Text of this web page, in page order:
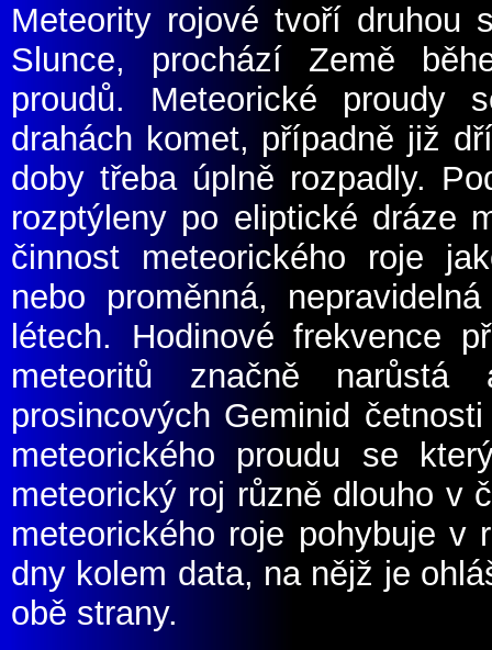
Meteority rojové tvoří druhou
Slunce, prochází Země
proudů. Meteorické proudy
drahách komet, případně již
doby třeba úplně rozpadly.
rozptýleny po eliptické dráze
činnost meteorického roje
nebo proměnná,
létech. Hodinové frekvence
meteoritů značně
prosincových Geminid
meteorického proudu se
meteorický roj různě dlouho v
meteorického roje pohybuje
dny kolem data, na nějž je
obě strany.